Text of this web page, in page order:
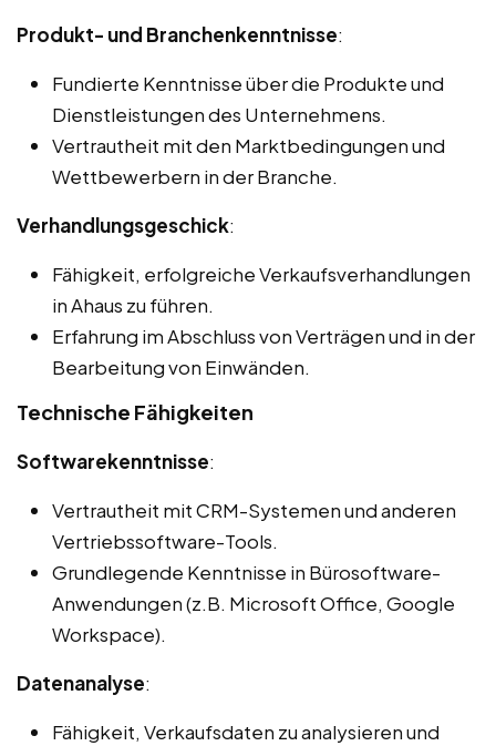
Produkt- und Branchenkenntnisse:
Fundierte Kenntnisse über die Produkte und
Dienstleistungen des Unternehmens.
Vertrautheit mit den Marktbedingungen und
Wettbewerbern in der Branche.
Verhandlungsgeschick:
Fähigkeit, erfolgreiche Verkaufsverhandlungen
in Ahaus zu führen.
Erfahrung im Abschluss von Verträgen und in der
Bearbeitung von Einwänden.
Technische Fähigkeiten
Softwarekenntnisse:
Vertrautheit mit CRM-Systemen und anderen
Vertriebssoftware-Tools.
Grundlegende Kenntnisse in Bürosoftware-
Anwendungen (z.B. Microsoft Office, Google
Workspace).
Datenanalyse:
Fähigkeit, Verkaufsdaten zu analysieren und